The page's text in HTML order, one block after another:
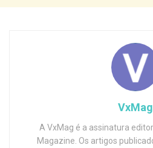
VxMag
A VxMag é a assinatura
Magazine. Os artigos